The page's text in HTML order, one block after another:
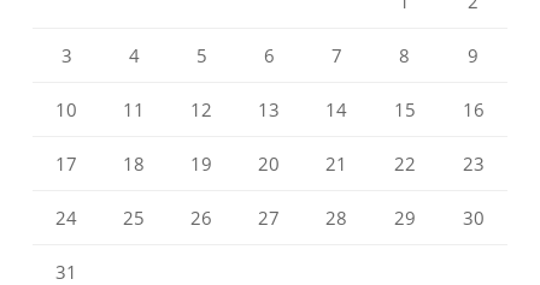
3 4 5 6 7 8 9
10 11 12 13 14 15 16
17 18 19 20 21 22 23
24 25 26 27 28 29 30
31